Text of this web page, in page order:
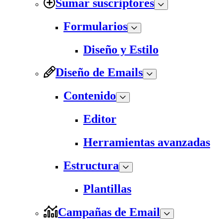
Sumar suscriptores
Formularios
Diseño y Estilo
Diseño de Emails
Contenido
Editor
Herramientas avanzadas
Estructura
Plantillas
Campañas de Email